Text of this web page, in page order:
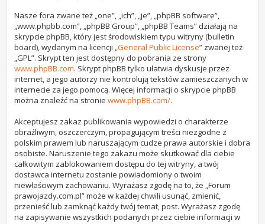
Nasze fora zwane też „one”, „ich”, „je”, „phpBB software”,
„www.phpbb.com”, „phpBB Group”, „phpBB Teams” działają na
skrypcie phpBB, który jest środowiskiem typu witryny (bulletin
board), wydanym na licencji „General Public License” zwanej też
„GPL”. Skrypt ten jest dostępny do pobrania ze strony
www.phpBB.com. Skrypt phpBB tylko ułatwia dyskusje przez
internet, a jego autorzy nie kontrolują tekstów zamieszczanych w
internecie za jego pomocą. Więcej informacji o skrypcie phpBB
można znaleźć na stroniewww.phpBB.com/.
Akceptujesz zakaz publikowania wypowiedzi o charakterze
obraźliwym, oszczerczym, propagującym treści niezgodne z
polskim prawem lub naruszającym cudze prawa autorskie i dobra
osobiste. Naruszenie tego zakazu może skutkować dla ciebie
całkowitym zablokowaniem dostępu do tej witryny, a twój
dostawca internetu zostanie powiadomiony o twoim
niewłaściwym zachowaniu. Wyrażasz zgodę na to, że „Forum
prawojazdy.com.pl” może w każdej chwili usunąć, zmienić,
przenieść lub zamknąć każdy twój temat, post. Wyrażasz zgodę
na zapisywanie wszystkich podanych przez ciebie informacji w